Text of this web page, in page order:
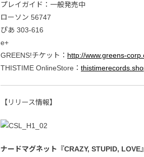
プレイガイド：一般発売中
ローソン 56747
ぴあ 303-616
e+
GREENS!チケット： http://www.greens-
THISTIME OnlineStore：
【リリース情報】
ナードマグネット『CRAZY, STUPID, LOVE』